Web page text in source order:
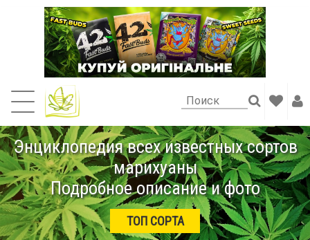
Энциклопедия всех известных сортов
марихуаны
Подробное описание и фото
ТОП СОРТА